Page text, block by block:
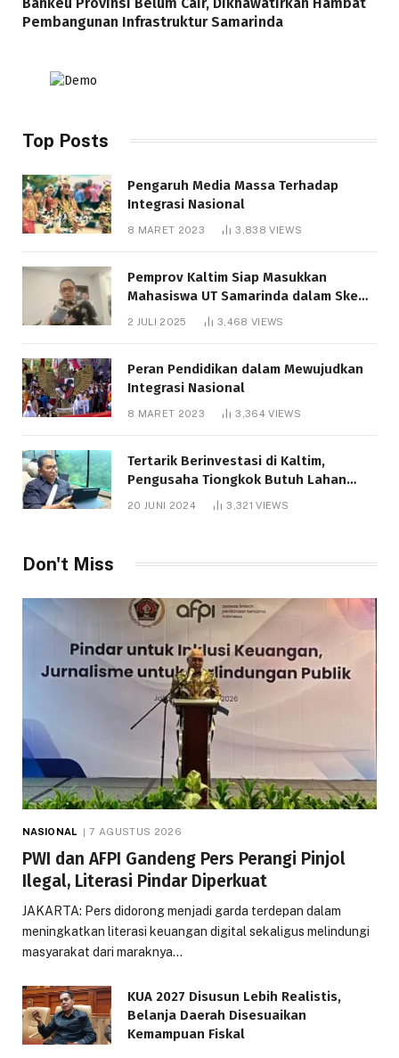
Pembangunan Infrastruktur Samarinda
Top Posts
Pengaruh Media Massa Terhadap
Integrasi Nasional
8 MARET 2023 3,838VIEWS
Pemprov Kaltim Siap Masukkan
Mahasiswa UT Samarinda dalam Skema
Bantuan Pendidikan Gratispol
2 JULI 2025 3,468 VIEWS
Peran Pendidikan dalam Mewujudkan
Integrasi Nasional
8 MARET 2023 3,364VIEWS
Tertarik Berinvestasi di Kaltim,
Pengusaha Tiongkok Butuh Lahan
1.000 Hektare
20 JUNI 2024 3,321VIEWS
Don't Miss
NASIONAL 7 AGUSTUS 2026
PWI dan AFPI Gandeng Pers Perangi Pinjol
Ilegal, Literasi Pindar Diperkuat
JAKARTA: Pers didorong menjadi garda terdepan dalam
meningkatkan literasi keuangan digital sekaligus melindungi
masyarakat dari maraknya…
KUA 2027 Disusun Lebih Realistis,
Belanja Daerah Disesuaikan
Kemampuan Fiskal